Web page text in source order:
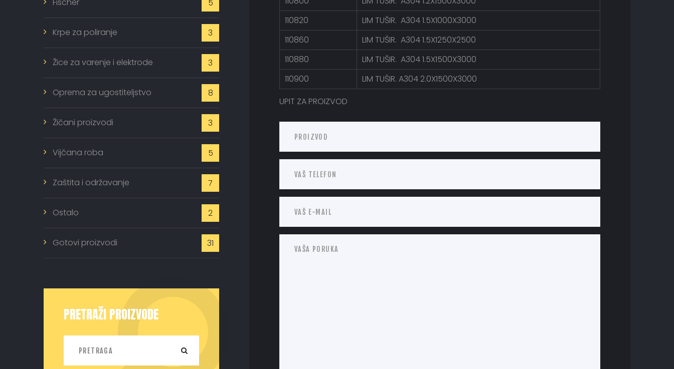
110820
LIM TUŠIR. A304 1.5X1000X3000
110860
LIM TUŠIR. A304 1.5X1250X2500
110880
LIM TUŠIR. A304 1.5X1500X3000
110900
LIM TUŠIR. A304 2.0X1500X3000
UPIT ZA PROIZVOD
5
Krpe za poliranje 3
Žice za varenje i elektrode 3
Oprema za ugostiteljstvo 8
Žičani proizvodi 3
Vijčana roba 5
Zaštita i održavanje 7
Ostalo 2
Gotovi proizvodi 31
PRETRAŽI PROIZVODE